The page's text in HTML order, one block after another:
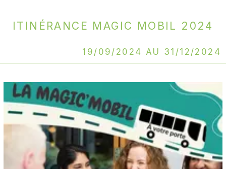
Itinérance Magic Mobil 2024
19/09/2024 au 31/12/2024